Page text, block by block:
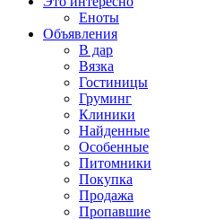
Еноты
Объявления
В дар
Вязка
Гостиницы
Груминг
Клиники
Найденные
Особенные
Питомники
Покупка
Продажа
Пропавшие